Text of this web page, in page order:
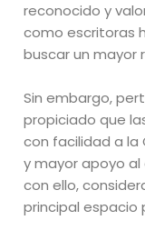
reconocido y
como escritoras
buscar un mayor
Sin embargo,
propiciado que
con facilidad a la
y mayor apoyo
con ello,
principal espacio